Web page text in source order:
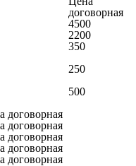
договорная
4500
2200
350
250
500
договорная
договорная
договорная
договорная
договорная